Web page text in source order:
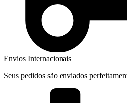
Envios Internacionais
Seus pedidos são enviados